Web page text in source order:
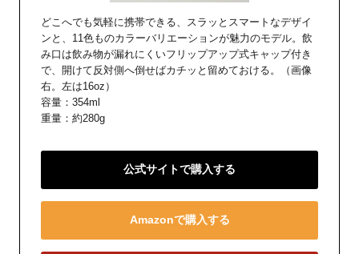
どこへでも気軽に携帯できる、スラッとスマートなデザイ
ンと、11色ものカラーバリエーションが魅力のモデル。飲
み口は飲み物が漏れにくいフリップアップ式キャップ付き
で、開けて反対側へ倒せばカチッと留めておける。（画像
右。左は16oz）
容量：354ml
重量：約280g
公式サイトで購入する
Amazonで購入する